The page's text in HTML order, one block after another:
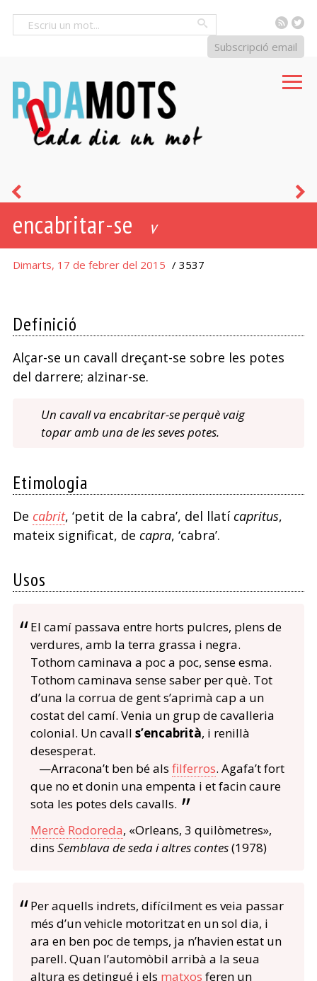
RSS
Subscripció email
encabritar-se v
Dimarts, 17 de febrer del 2015 / 3537
Definició
Alçar-se un cavall dreçant-se sobre les potes
del darrere; alzinar-se.
Un cavall va encabritar-se perquè vaig
topar amb una de les seves potes.
Etimologia
De cabrit, ‘petit de la cabra’, del llatícapritus,
mateix significat, de capra, ‘cabra’.
Usos
El camí passava entre horts pulcres, plens de
verdures, amb la terra grassa i negra.
Tothom caminava a poc a poc, sense esma.
Tothom caminava sense saber per què. Tot
d’una la corrua de gent s’aprimà cap a un
costat del camí. Venia un grup de cavalleria
colonial. Un cavall s’encabrità, i renillà
desesperat.
—Arracona’t ben bé als filferros. Agafa’t fort
que no et donin una empenta i et facin caure
sota les potes dels cavalls.
Mercè Rodoreda, «Orleans, 3 quilòmetres»,
dins Semblava de seda i altres contes(1978)
Per aquells indrets, difícilment es veia passar
més d’un vehicle motoritzat en un sol dia, i
ara en ben poc de temps, ja n’havien estat un
parell. Quan l’automòbil arribà a la seua
altura es detingué i els matxos feren un
camí
de
cabres